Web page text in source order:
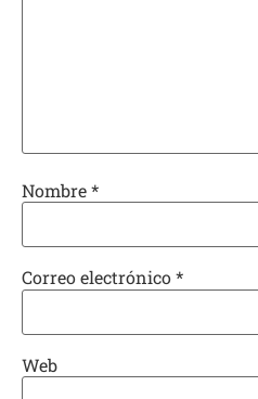
Nombre*
Correo electrónico*
Web